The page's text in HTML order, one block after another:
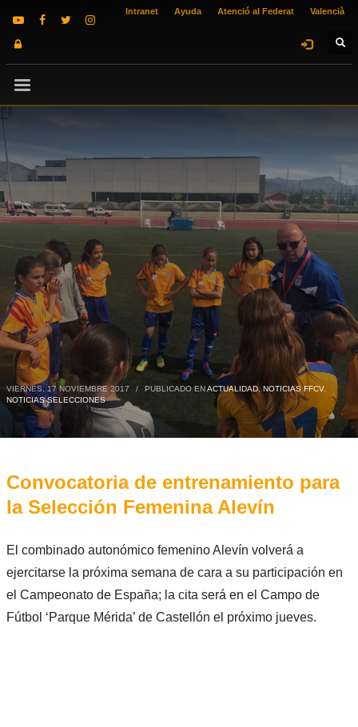
Intranet Ayuda Atenció al Federat Valencià
VIERNES, 17 NOVIEMBRE 2017 / PUBLICADO ENACTUALIDAD,NOTICIAS FFCV,
NOTICIAS SELECCIONES
Convocatoria de entrenamiento para
la Selección Femenina Alevín
El combinado autonómico femenino Alevín volverá a
ejercitarse la próxima semana de cara a su participación en
el Campeonato de España; la cita será en el Campo de
Fútbol ‘Parque Mérida’ de Castellón el próximo jueves.